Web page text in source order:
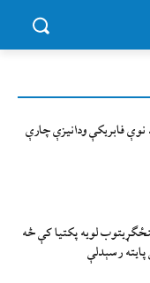
فابریکې ودانیزې چارې
لویه پکتیا کې څه